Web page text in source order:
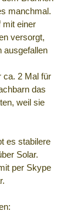
manchmal.
mit einer
versorgt,
ausgefallen
ca. 2 Mal für
das
weil sie
es stabilere
Solar.
per Skype